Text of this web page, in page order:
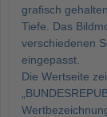
grafisch
Tiefe. Das
verschiedenen
eingepasst.
Die Wertseite